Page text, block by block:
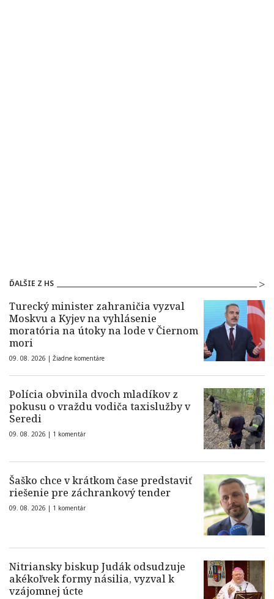
ĎALŠIE Z HS
Turecký minister zahraničia vyzval
Moskvu a Kyjev na vyhlásenie
moratória na útoky na lode v Čiernom
mori
09. 08. 2026 | Žiadne komentáre
Polícia obvinila dvoch mladíkov z
pokusu o vraždu vodiča taxislužby v
Seredi
09. 08. 2026 | 1 komentár
Šaško chce v krátkom čase predstaviť
riešenie pre záchrankový tender
09. 08. 2026 | 1 komentár
Nitriansky biskup Judák odsudzuje
akékoľvek formy násilia, vyzval k
vzájomnej úcte